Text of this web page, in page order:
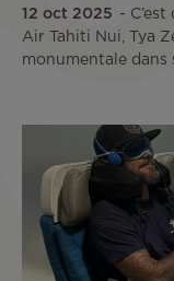
12 oct 2025
Air Tahiti Nui, Tya
monumentale dans